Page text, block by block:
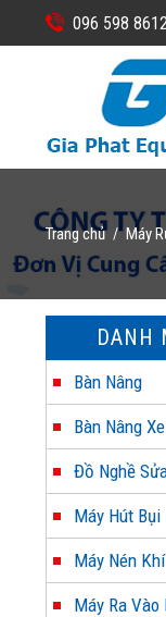
to
096 598
Trang chủ / Máy
DANH
Bàn Nâng
Bàn Nâng
Đồ Nghề
Máy Hút Bụi
Máy Nén Khí
Máy Ra Vào